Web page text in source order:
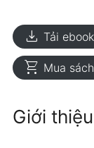
download Tải ebook
shopping_cart Mua
Giới